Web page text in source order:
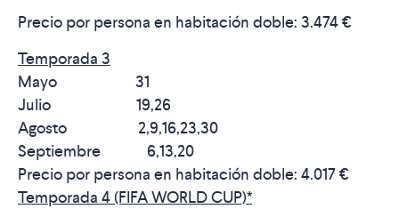
Precio por persona en habitación doble: 3.474 €
Temporada 3
Mayo 31
Julio 19,26
Agosto 2,9,16,23,30
Septiembre 6,13,20
Precio por persona en habitación doble: 4.017 €
Temporada 4 (FIFA WORLD CUP)*